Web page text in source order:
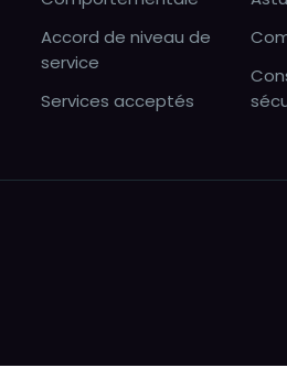
Accord de niveau de
service
Services acceptés